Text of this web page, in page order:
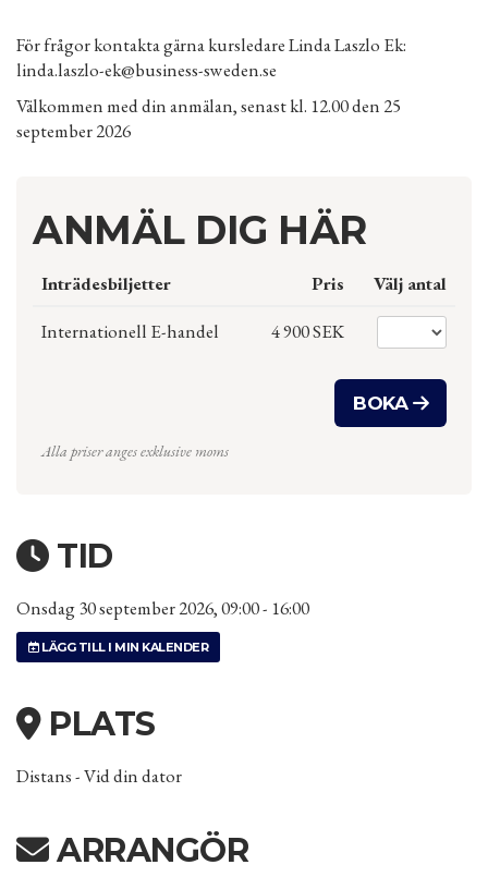
För frågor kontakta gärna kursledare Linda Laszlo Ek:
linda.laszlo-ek@business-sweden.se
Välkommen med din anmälan, senast kl. 12.00 den 25
september 2026
ANMÄL DIG HÄR
Inträdesbiljetter Pris
Välj antal
Internationell E-handel
4 900 SEK
BOKA
Alla priser anges exklusive moms
TID
Onsdag 30 september 2026, 09:00 - 16:00
LÄGG TILL I MIN KALENDER
PLATS
Distans - Vid din dator
ARRANGÖR